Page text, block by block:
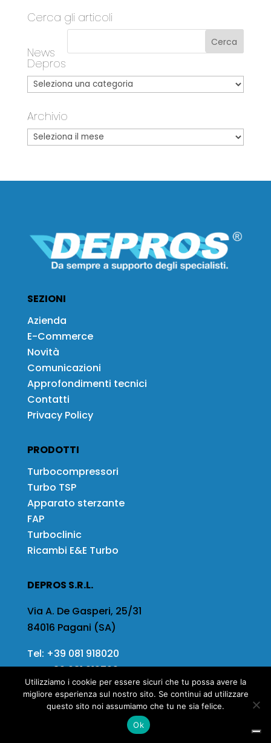
Cerca gli articoli
News
Depros
Archivio
SEZIONI
Azienda
E-Commerce
Novità
Comunicazioni
Approfondimenti tecnici
Contatti
Privacy Policy
PRODOTTI
Turbocompressori
Turbo TSP
Apparato sterzante
FAP
Turboclinic
Ricambi E&E Turbo
DEPROS S.R.L.
Via A. De Gasperi, 25/31
84016 Pagani (SA)
Tel: +39 081 918020
Fax+39 081 919799
Email:info@depros.it
Utilizziamo i cookie per essere sicuri che tu possa avere la
migliore esperienza sul nostro sito. Se continui ad utilizzare
questo sito noi assumiamo che tu ne sia felice.
Ok